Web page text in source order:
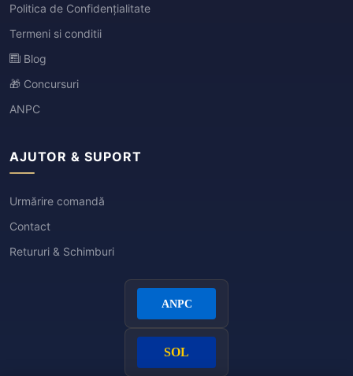
Politica de Confidențialitate
Termeni si conditii
Blog
🎁 Concursuri
ANPC
AJUTOR & SUPORT
Urmărire comandă
Contact
Retururi & Schimburi